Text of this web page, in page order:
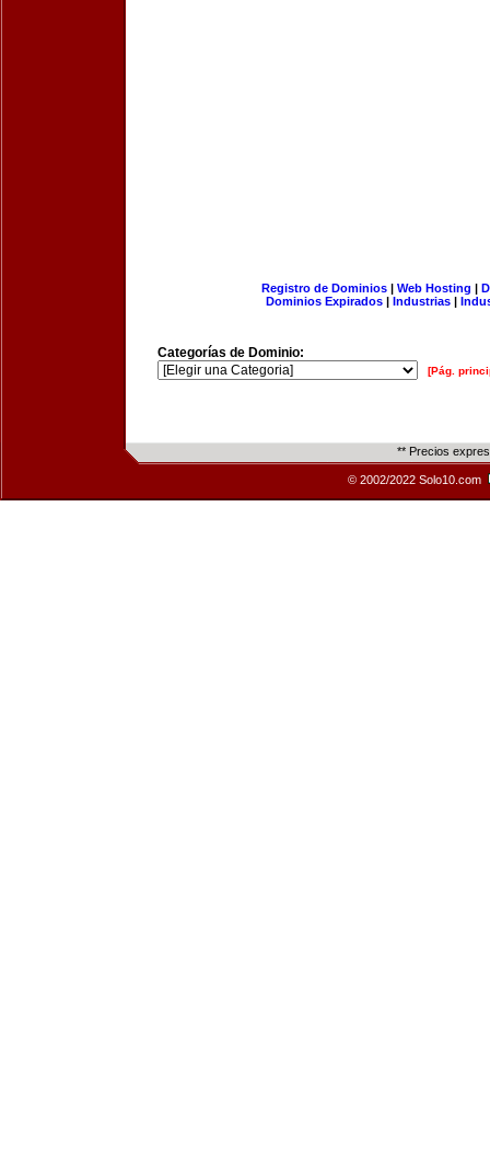
Registro de Dominios| Web Hosting |
Dominios Expirados | Industrias |
Categorías de Dominio:
[Pág.
** Precios
© 2002/2022 Solo10.com